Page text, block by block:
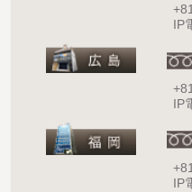
IP
IP
IP